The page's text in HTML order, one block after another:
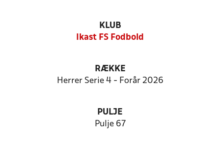
KLUB
Ikast FS Fodbold
RÆKKE
Herrer Serie 4 - Forår 2026
PULJE
Pulje 67